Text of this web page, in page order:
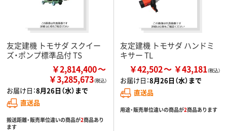
友定建機 トモサダ スクイー
ズ・ポンプ標準品付 TS
￥2,814,400
￥3,285,673
お届け日：8月26日（水）まで
直送品
搬送距離・販売単位違いの商品が2商品あり
ます
友定建機 トモサダ ハンドミ
キサー TL
￥42,502 ￥43,181
お届け日：8月26日（水）まで
直送品
用途・販売単位違いの商品が2商品あります